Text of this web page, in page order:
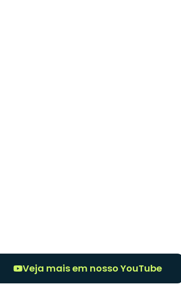
Veja mais em nosso YouTube